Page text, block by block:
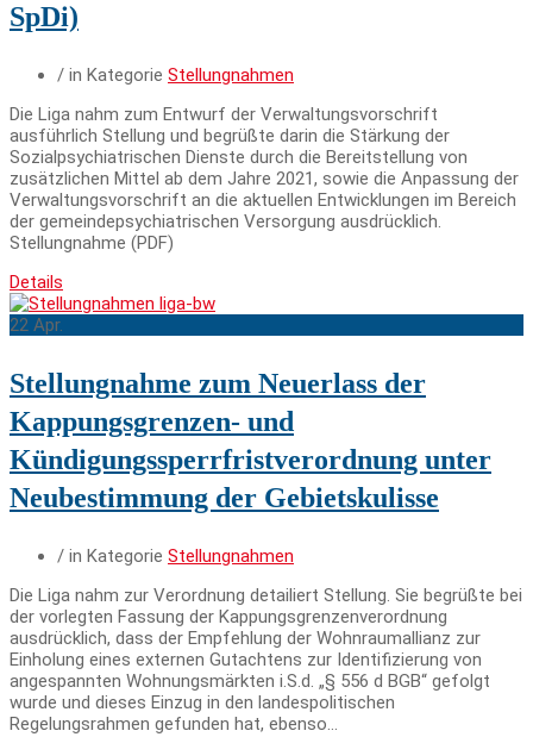
SpDi)
/ in Kategorie Stellungnahmen
Die Liga nahm zum Entwurf der Verwaltungsvorschrift
ausführlich Stellung und begrüßte darin die Stärkung der
Sozialpsychiatrischen Dienste durch die Bereitstellung von
zusätzlichen Mittel ab dem Jahre 2021, sowie die Anpassung der
Verwaltungsvorschrift an die aktuellen Entwicklungen im Bereich
der gemeindepsychiatrischen Versorgung ausdrücklich.
Stellungnahme (PDF)
Details
22 Apr.
Stellungnahme zum Neuerlass der
Kappungsgrenzen- und
Kündigungssperrfristverordnung unter
Neubestimmung der Gebietskulisse
/ in Kategorie Stellungnahmen
Die Liga nahm zur Verordnung detailiert Stellung. Sie begrüßte bei
der vorlegten Fassung der Kappungsgrenzenverordnung
ausdrücklich, dass der Empfehlung der Wohnraumallianz zur
Einholung eines externen Gutachtens zur Identifizierung von
angespannten Wohnungsmärkten i.S.d. „§ 556 d BGB“ gefolgt
wurde und dieses Einzug in den landespolitischen
Regelungsrahmen gefunden hat, ebenso…